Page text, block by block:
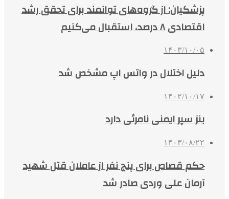
پزشکیان: از گروه‌های توانمند برای تحقق رشد
اقتصادی ۸ درصد، استقبال می‌کنیم
۱۴۰۳/۱۰/۰۵
دلیل اختلال در واتس اپ مشخص شد
۱۴۰۲/۱۰/۱۷
بنز سپر ایمنی نامرئی دارد
۱۴۰۳/۰۸/۲۲
حکم قصاص برای پنج نفر از عاملان قتل شهید
آرمان علی وردی صادر شد